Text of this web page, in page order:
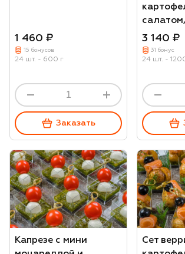
1 460 ₽
15 бонусов
24 шт. - 600 г
Заказать
3 140 ₽
31 бонус
24 шт. -
Капрезе с мини
Сет